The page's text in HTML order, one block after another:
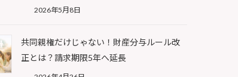
2026年5月8日
共同親権だけじゃない！財産分与ルール改
正とは？請求期限5年へ延長